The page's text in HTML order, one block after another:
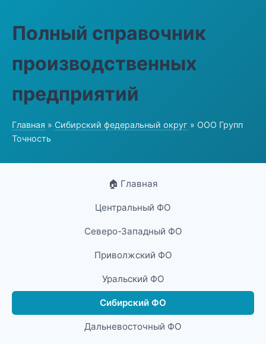
Полный справочник
производственных
предприятий
Главная » Сибирский федеральный округ » ООО Групп
Точность
🏠 Главная
Центральный ФО
Северо-Западный ФО
Приволжский ФО
Уральский ФО
Сибирский ФО
Дальневосточный ФО